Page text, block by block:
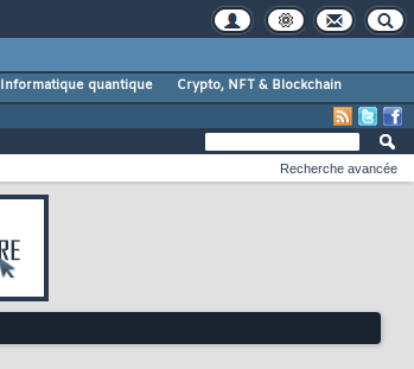
Informatique quantique
Crypto, NFT & Blockchain
Recherche avancée